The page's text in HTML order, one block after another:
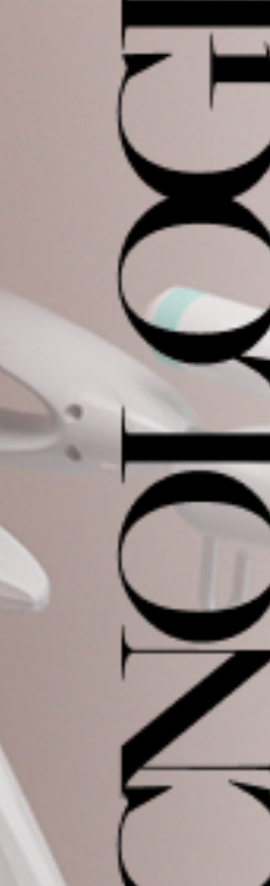
Tecnologias
Inovação e tecnologia a serviço da sua beleza. Unimos ciência e
tecnologia de ponta para oferecer tratamentos estéticos e
dermatológicos com máxima precisão e segurança.
Saiba mais